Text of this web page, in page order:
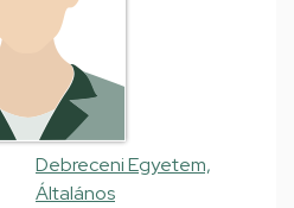
Debreceni Egyetem,
Általános